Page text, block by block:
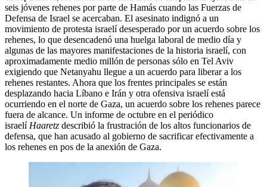
seis jóvenes rehenes por parte de Hamás cuando las Fuerzas de
Defensa de Israel se acercaban. El asesinato indignó a un
movimiento de protesta israelí desesperado por un acuerdo sobre los
rehenes, lo que desencadenó una huelga laboral de medio día y
algunas de las mayores manifestaciones de la historia israelí, con
aproximadamente medio millón de personas sólo en Tel Aviv
exigiendo que Netanyahu llegue a un acuerdo para liberar a los
rehenes restantes. Ahora que los frentes principales se están
desplazando hacia Líbano e Irán y otra ofensiva israelí está
ocurriendo en el norte de Gaza, un acuerdo sobre los rehenes parece
fuera de alcance. Un informe de octubre en el periódico
israelí Haaretz describió la frustración de los altos funcionarios de
defensa, que han acusado al gobierno de sacrificar efectivamente a
los rehenes en pos de la anexión de Gaza.